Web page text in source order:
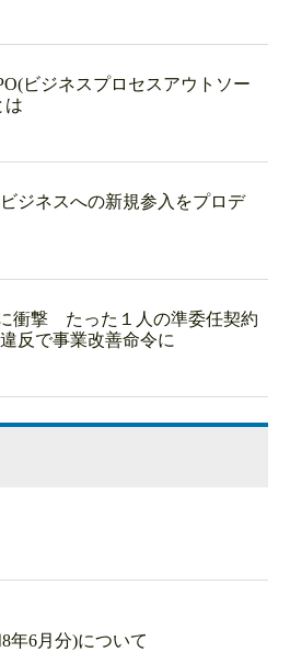
ビジネスプロセスアウトソー
は
ジネスへの新規参入をプロデ
衝撃 たった１人の準委任契約
反で事業改善命令に
年6月分)について